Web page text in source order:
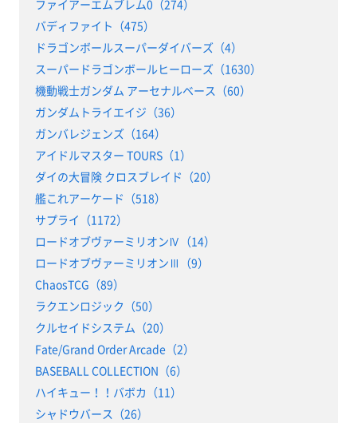
ファイアーエムブレム0（274）
バディファイト（475）
ドラゴンボールスーパーダイバーズ（4）
スーパードラゴンボールヒーローズ（1630）
機動戦士ガンダム アーセナルベース（60）
ガンダムトライエイジ（36）
ガンバレジェンズ（164）
アイドルマスター TOURS（1）
ダイの大冒険 クロスブレイド（20）
艦これアーケード（518）
サプライ（1172）
ロードオブヴァーミリオンⅣ（14）
ロードオブヴァーミリオンⅢ（9）
ChaosTCG（89）
ラクエンロジック（50）
クルセイドシステム（20）
Fate/Grand Order Arcade（2）
BASEBALL COLLECTION（6）
ハイキュー！！バボカ（11）
シャドウバース（26）